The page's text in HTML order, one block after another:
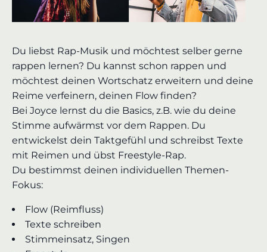
Du liebst Rap-Musik und möchtest selber gerne
rappen lernen? Du kannst schon rappen und
möchtest deinen Wortschatz erweitern und deine
Reime verfeinern, deinen Flow finden?
Bei Joyce lernst du die Basics, z.B. wie du deine
Stimme aufwärmst vor dem Rappen. Du
entwickelst dein Taktgefühl und schreibst Texte
mit Reimen und übst Freestyle-Rap.
Du bestimmst deinen individuellen Themen-
Fokus:
Flow (Reimfluss)
Texte schreiben
Stimmeinsatz, Singen